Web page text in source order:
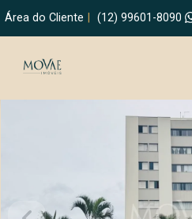
Área do Cliente (12) 99601-8090